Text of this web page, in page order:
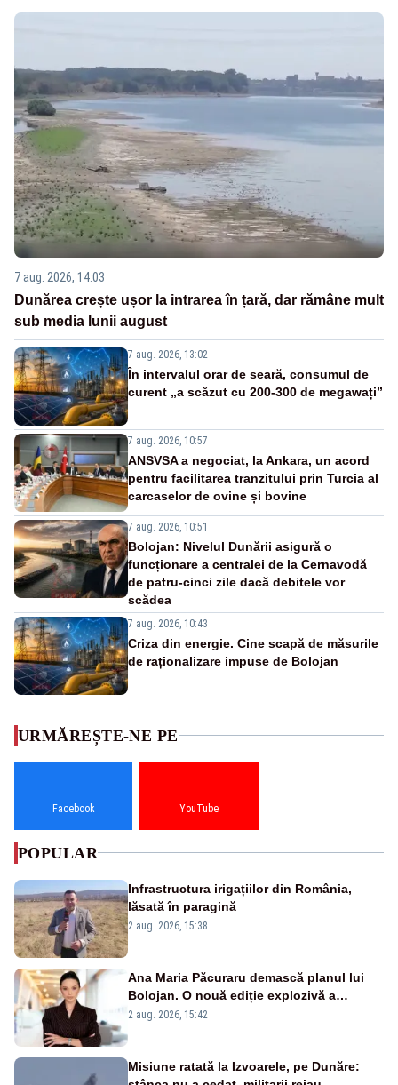
7 aug. 2026, 14:03
Dunărea crește ușor la intrarea în țară, dar rămâne mult
sub media lunii august
7 aug. 2026, 13:02
În intervalul orar de seară, consumul de
curent „a scăzut cu 200-300 de megawați”
7 aug. 2026, 10:57
ANSVSA a negociat, la Ankara, un acord
pentru facilitarea tranzitului prin Turcia al
carcaselor de ovine și bovine
7 aug. 2026, 10:51
Bolojan: Nivelul Dunării asigură o
funcționare a centralei de la Cernavodă
de patru-cinci zile dacă debitele vor
scădea
7 aug. 2026, 10:43
Criza din energie. Cine scapă de măsurile
de raționalizare impuse de Bolojan
URMĂREȘTE-NE PE
Facebook YouTube
POPULAR
Infrastructura irigațiilor din România,
lăsată în paragină
2 aug. 2026, 15:38
Ana Maria Păcuraru demască planul lui
Bolojan. O nouă ediție explozivă a
emisiunii „Miza Zilei” la Realitatea PLUS
2 aug. 2026, 15:42
Misiune ratată la Izvoarele, pe Dunăre: